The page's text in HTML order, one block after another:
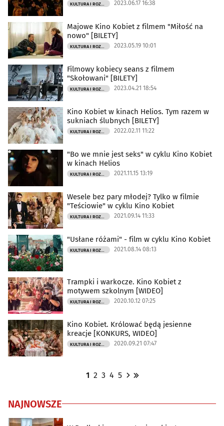
2023.06.17 16:38
Majowe Kino Kobiet z filmem "Miłość na
nowo" [BILETY]
2023.05.19 10:01
Filmowy kobiecy seans z filmem
"Skołowani" [BILETY]
2023.04.21 18:54
Kino Kobiet w kinach Helios. Tym razem w
sukniach ślubnych [BILETY]
2022.02.11 11:22
"Bo we mnie jest seks" w cyklu Kino Kobiet
w kinach Helios
2021.11.15 13:19
Wesele bez pary młodej? Tylko w filmie
"Teściowie" w cyklu Kino Kobiet
2021.09.14 11:33
"Usłane różami" - film w cyklu Kino Kobiet
2021.08.14 08:13
Trampki i warkocze. Kino Kobiet z
motywem szkolnym [WIDEO]
2020.10.12 07:25
Kino Kobiet. Królować będą jesienne
kreacje [KONKURS, WIDEO]
2020.09.21 07:47
1 2 3 4 5
NAJNOWSZE